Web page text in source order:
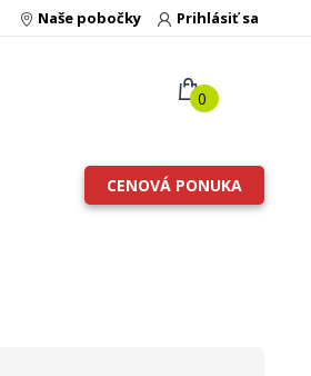
Prihlásiť sa
Naše pobočky
0
CENOVÁ PONUKA